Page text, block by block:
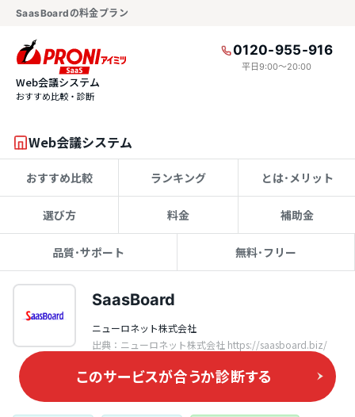
SaasBoardの料金プラン
0120-955-916
平日9:00〜20:00
Web会議システム
おすすめ比較・診断
Web会議システム
おすすめ比較 ランキング とは･メリット
選び方 料金 補助金
品質･サポート 無料･フリー
SaasBoard
ニューロネット株式会社
出典：ニューロネット株式会社 https://saasboard.biz/
このサービスが合うか診断する